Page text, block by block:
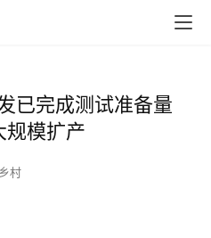
已完成测试准备量
规模扩产
村